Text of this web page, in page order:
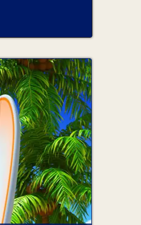
de Plaisance, un
la location, aucun